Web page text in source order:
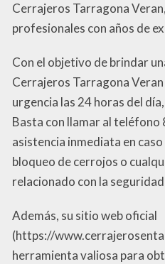
Cerrajeros Tarragona
profesionales con años de
Con el objetivo de brindar
Cerrajeros Tarragona
urgencia las 24 horas del
Basta con llamar al
asistencia inmediata en
bloqueo de cerrojos o
relacionado con la
Además, su sitio web oficial
(https://
herramienta valiosa para